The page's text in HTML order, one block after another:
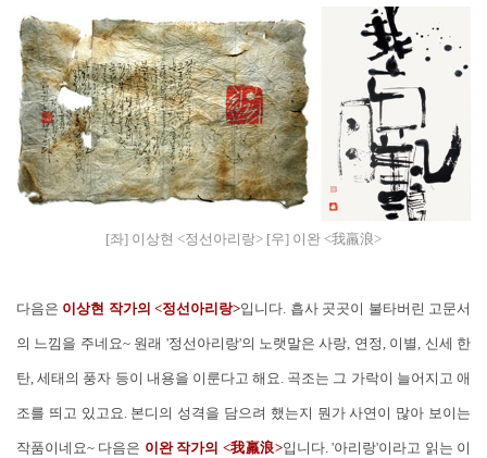
[좌] 이상현 <정선아리랑> [우] 이완 <我羸浪>
다음은 이상현 작가의 <정선아리랑>입니다. 흡사 곳곳이 불타버린 고문서
의 느낌을 주네요~ 원래 '정선아리랑'의 노랫말은 사랑, 연정, 이별, 신세 한
탄, 세태의 풍자 등이 내용을 이룬다고 해요. 곡조는 그 가락이 늘어지고 애
조를 띄고 있고요. 본디의 성격을 담으려 했는지 뭔가 사연이 많아 보이는
작품이네요~ 다음은 이완 작가의 <我羸浪>입니다. '아리랑'이라고 읽는 이